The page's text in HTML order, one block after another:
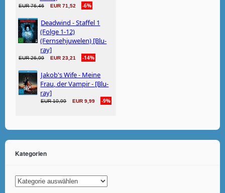
Kategorien
Kategorien